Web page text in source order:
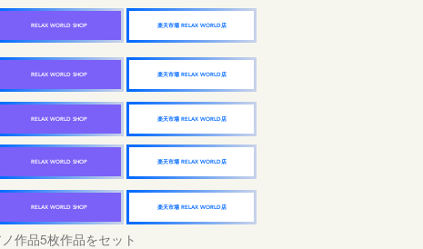
楽天市場 RELAX WORLD店
RELAX WORLD SHOP
楽天市場 RELAX WORLD店
RELAX WORLD SHOP
楽天市場 RELAX WORLD店
RELAX WORLD SHOP
楽天市場 RELAX WORLD店
RELAX WORLD SHOP
楽天市場 RELAX WORLD店
RELAX WORLD SHOP
作品5枚作品をセット